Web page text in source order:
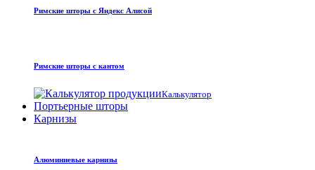
Римские шторы с Яндекс Алисой
Римские шторы с кантом
Калькулятор
Портьерные шторы
Карнизы
Алюминиевые карнизы